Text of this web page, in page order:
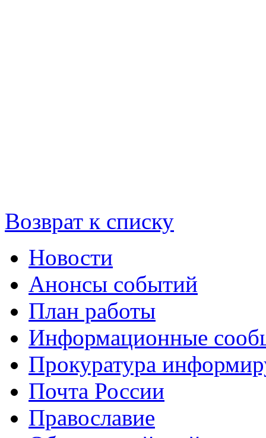
Возврат к списку
Новости
Анонсы событий
План работы
Информационные
Прокуратура
Почта России
Православие